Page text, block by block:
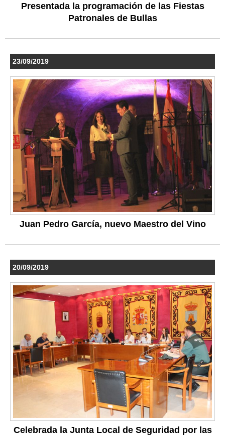
Presentada la programación de las Fiestas
Patronales de Bullas
23/09/2019
Juan Pedro García, nuevo Maestro del Vino
20/09/2019
Celebrada la Junta Local de Seguridad por las